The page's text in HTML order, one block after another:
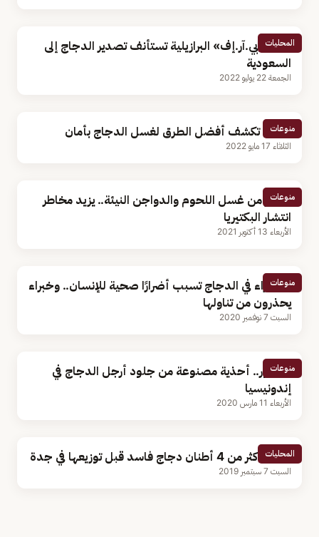
المحليات
شركة «بي.آر.إف» البرازيلية تستأنف تصدير الدجاج إلى
السعودية
الجمعة 22 يوليو 2022
منوعات
دراسة تكشف أفضل الطرق لغسل الدجاج بأمان
الثلاثاء 17 مايو 2022
منوعات
تحذير من غسل اللحوم والدواجن النيئة.. يزيد مخاطر
انتشار البكتيريا
الأربعاء 13 أكتوبر 2021
منوعات4 أجزاء في الدجاج تسبب أضرارًا صحية للإنسان.. وخبراء
يحذرون من تناولها
السبت 7 نوفمبر 2020
منوعات
بالصور.. أحذية مصنوعة من جلود أرجل الدجاج في
إندونيسيا
الأربعاء 11 مارس 2020
المحليات
ضبط أكثر من 4 أطنان دجاج فاسد قبل توزيعها في جدة
السبت 7 سبتمبر 2019